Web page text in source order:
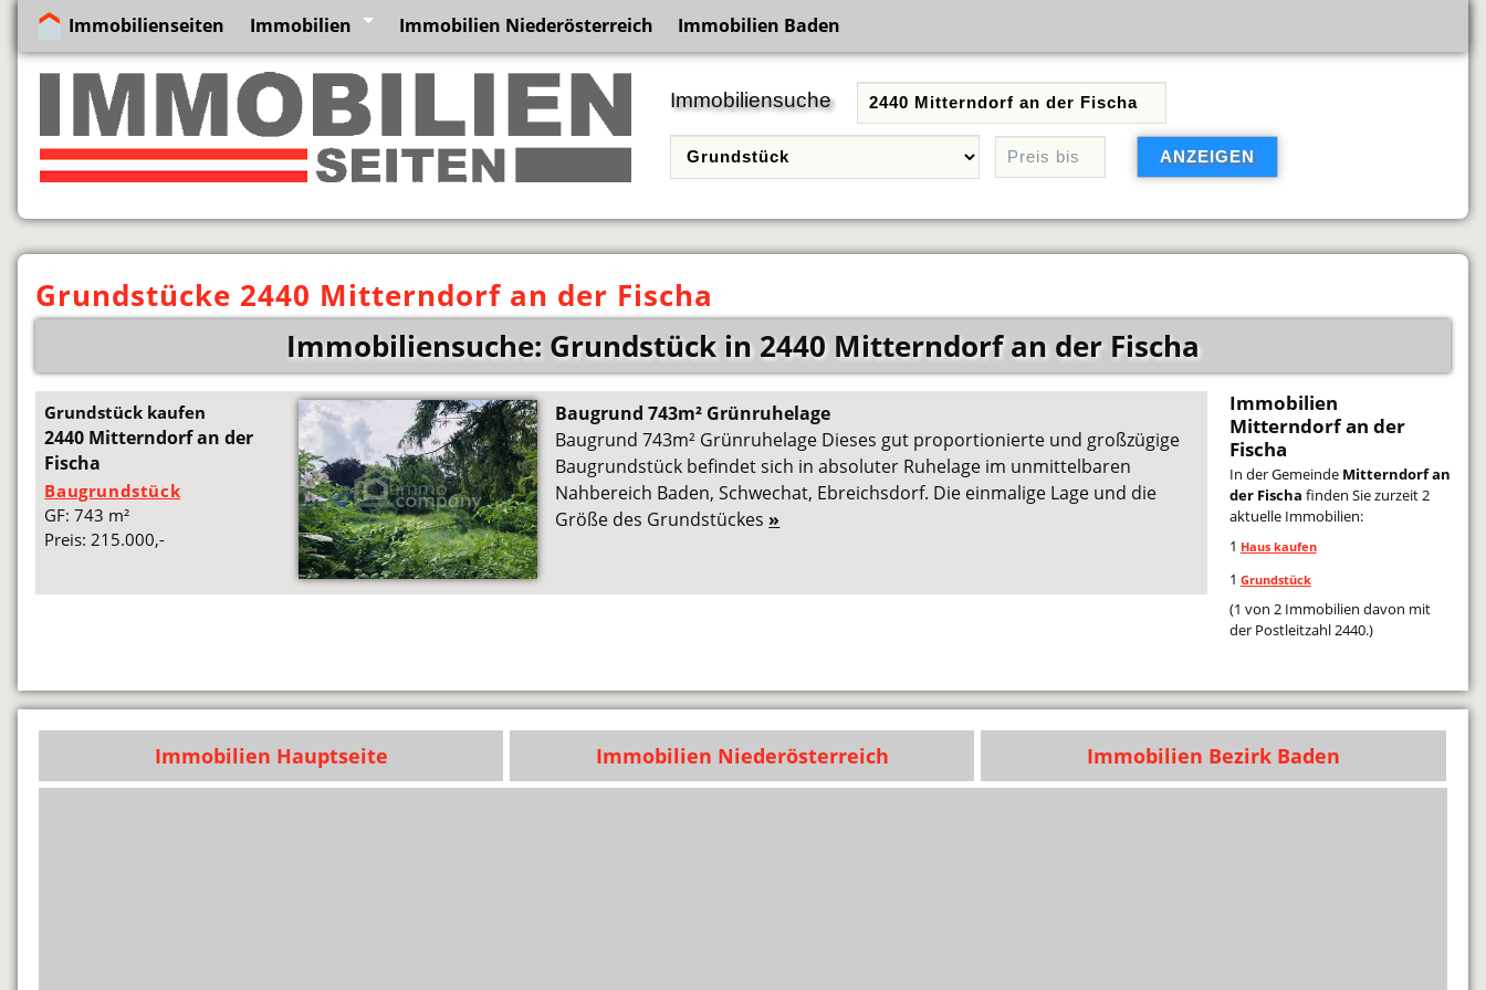
Immobilienseiten Immobilien Immobilien Niederösterreich Immobilien Baden
Immobiliensuche
Grundstücke 2440 Mitterndorf an der Fischa
Immobiliensuche: Grundstück in 2440 Mitterndorf an der Fischa
Grundstück kaufen
2440 Mitterndorf an der
Fischa
Baugrundstück
GF: 743 m²
Preis: 215.000,-
Baugrund 743m² Grünruhelage
Baugrund 743m² Grünruhelage Dieses gut proportionierte und großzügige
Baugrundstück befindet sich in absoluter Ruhelage im unmittelbaren
Nahbereich Baden, Schwechat, Ebreichsdorf. Die einmalige Lage und die
Größe des Grundstückes »
Immobilien
Mitterndorf an der
Fischa
In der Gemeinde Mitterndorf an
der Fischa finden Sie zurzeit 2
aktuelle Immobilien:
1 Haus kaufen
1 Grundstück
(1 von 2 Immobilien davon mit
der Postleitzahl 2440.)
Immobilien Hauptseite Immobilien Niederösterreich Immobilien Bezirk Baden